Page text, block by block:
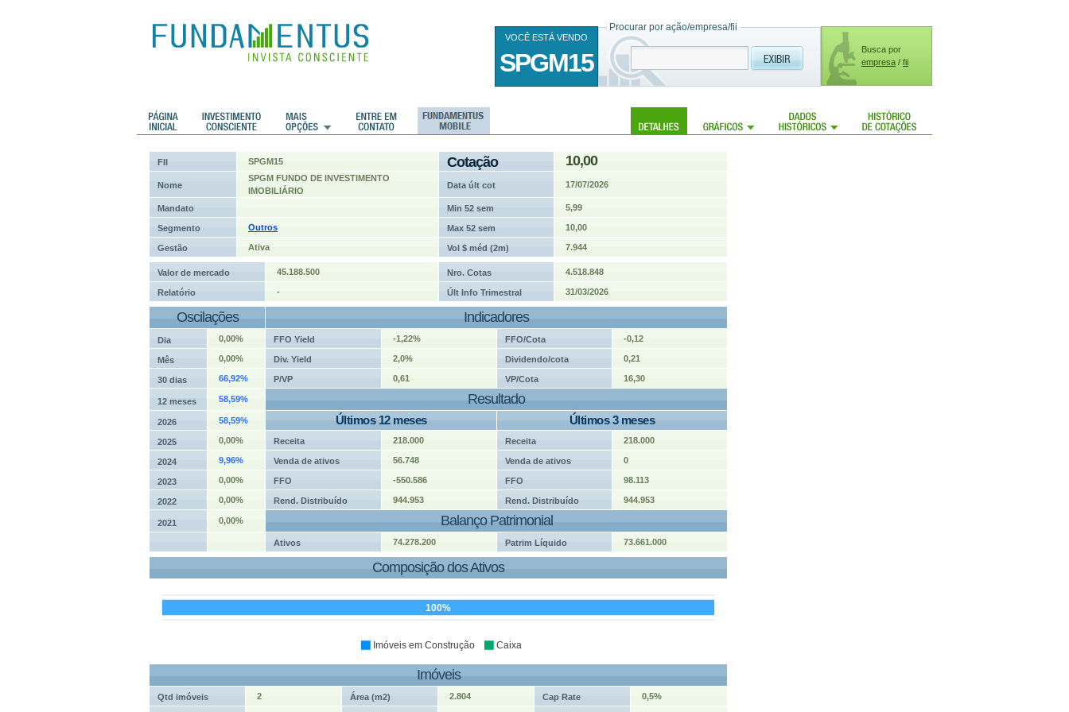
Busca por
empresa / fii
Procurar por ação/empresa/fii
VOCÊ ESTÁ VENDO
SPGM15
Histórico de cotações
FII SPGM15 Cotação 10,00
Nome
SPGM FUNDO DE INVESTIMENTO
IMOBILIÁRIO
Data últ cot 17/07/2026
Mandato Min 52 sem 5,99
Segmento Outros Max 52 sem 10,00
Gestão Ativa Vol $ méd (2m) 7.944
Valor de mercado 45.188.500 Nro. Cotas 4.518.848
Relatório - Últ Info Trimestral 31/03/2026
Oscilações Indicadores
Dia 0,00% FFO Yield -1,22% FFO/Cota -0,12
Mês 0,00% Div. Yield 2,0% Dividendo/cota 0,21
30 dias 66,92% P/VP 0,61 VP/Cota 16,30
12 meses 58,59% Resultado
2026 58,59% Últimos 12 meses Últimos 3 meses
2025 0,00% Receita 218.000 Receita 218.000
2024 9,96% Venda de ativos 56.748 Venda de ativos 0
2023 0,00% FFO -550.586 FFO 98.113
2022 0,00% Rend. Distribuído 944.953 Rend. Distribuído 944.953
2021 0,00% Balanço Patrimonial
Ativos 74.278.200 Patrim Líquido 73.661.000
Composição dos Ativos
100%
Imóveis em Construção Caixa
Imóveis
Qtd imóveis 2 Área (m2) 2.804 Cap Rate 0,5%